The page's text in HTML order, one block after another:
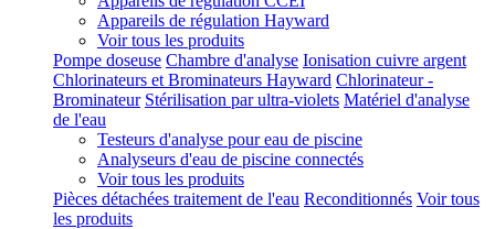
Appareils de régulation Hayward
Voir tous les produits
Pompe doseuse Chambre d'analyse Ionisation cuivre argent
Chlorinateurs et Brominateurs Hayward Chlorinateur -
Brominateur Stérilisation par ultra-violets Matériel d'analyse
de l'eau
Testeurs d'analyse pour eau de piscine
Analyseurs d'eau de piscine connectés
Voir tous les produits
Pièces détachées traitement de l'eau Reconditionnés Voir tous
les produits